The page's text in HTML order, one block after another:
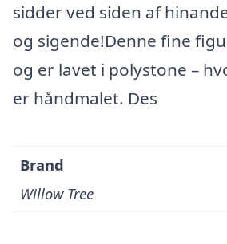
sidder ved siden af
og sigende!Denne fine
og er lavet i polystone –
er håndmalet. Des
Brand
Willow Tree